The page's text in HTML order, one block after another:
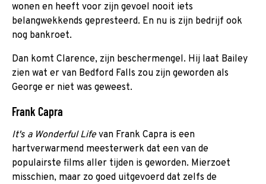
wonen en heeft voor zijn gevoel nooit iets
belangwekkends gepresteerd. En nu is zijn bedrijf ook
nog bankroet.
Dan komt Clarence, zijn beschermengel. Hij laat Bailey
zien wat er van Bedford Falls zou zijn geworden als
George er niet was geweest.
Frank Capra
It's a Wonderful Lifevan Frank Capra is een
hartverwarmend meesterwerk dat een van de
populairste films aller tijden is geworden. Mierzoet
misschien, maar zo goed uitgevoerd dat zelfs de